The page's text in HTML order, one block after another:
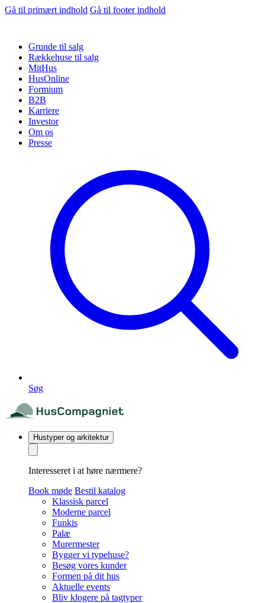
Gå til primært indhold Gå til footer indhold
Grunde til salg
Rækkehuse til salg
MitHus
HusOnline
Formium
B2B
Karriere
Investor
Om os
Presse
Søg
Hustyper og arkitektur
Interesseret i at høre nærmere?
Book møde Bestil katalog
Klassisk parcel
Moderne parcel
Funkis
Palæ
Murermester
Bygger vi typehuse?
Besøg vores kunder
Formen på dit hus
Aktuelle events
Bliv klogere på tagtyper